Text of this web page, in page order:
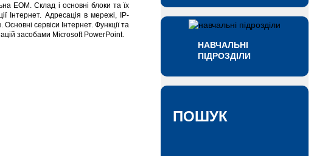
НАВЧАЛЬНІ
ПІДРОЗДІЛИ
ПОШУК
ЕОМ. Склад і основні блоки та їх
Інтернет. Адресація в мережі, ІР-
сервіси Інтернет. Функції та
засобами Microsoft PowerPoint.